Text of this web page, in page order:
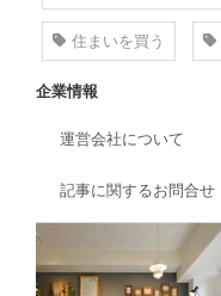
住まいを買う
企業情報
運営会社について
記事に関するお問合せ